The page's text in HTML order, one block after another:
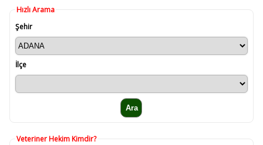
Hızlı Arama
Şehir
İlçe
Veteriner Hekim Kimdir?